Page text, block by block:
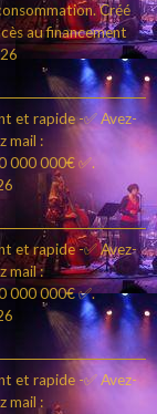
Créé
au financement
et rapide -✅ Avez-
mail :
000 000€ ✅.
et rapide -✅ Avez-
mail :
000 000€ ✅.
et rapide -✅ Avez-
mail :